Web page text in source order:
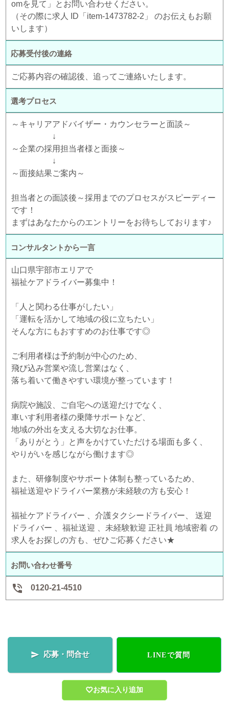
omを見て」とお問い合わせください。
（その際に求人 ID「item-1473782-2」 のお伝えもお願
いします）
応募受付後の連絡
ご応募内容の確認後、追ってご連絡いたします。
選考プロセス
～キャリアアドバイザー・カウンセラーと面談～
↓
～企業の採用担当者様と面接～
↓
～面接結果ご案内～
担当者との面談後～採用までのプロセスがスピーディー
です！
まずはあなたからのエントリーをお待ちしております♪
コンサルタントから一言
山口県宇部市エリアで
福祉ケアドライバー募集中！
「人と関わる仕事がしたい」
「運転を活かして地域の役に立ちたい」
そんな方にもおすすめのお仕事です◎
ご利用者様は予約制が中心のため、
飛び込み営業や流し営業はなく、
落ち着いて働きやすい環境が整っています！
病院や施設、ご自宅への送迎だけでなく、
車いす利用者様の乗降サポートなど、
地域の外出を支える大切なお仕事。
「ありがとう」と声をかけていただける場面も多く、
やりがいを感じながら働けます◎
また、研修制度やサポート体制も整っているため、
福祉送迎やドライバー業務が未経験の方も安心！
福祉ケアドライバー 、介護タクシードライバー、 送迎
ドライバー 、福祉送迎 、未経験歓迎 正社員 地域密着 の
求人をお探しの方も、ぜひご応募ください★
お問い合わせ番号
 0120-21-4510
 応募・問合せ LINEで質問
お気に入り追加